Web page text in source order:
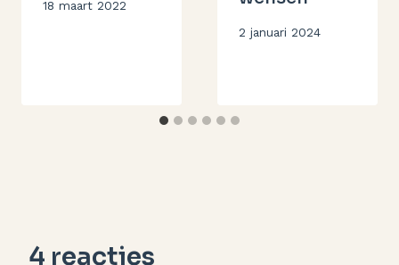
Door
18 maart 2022
Door
2 januari 2024
4 reacties